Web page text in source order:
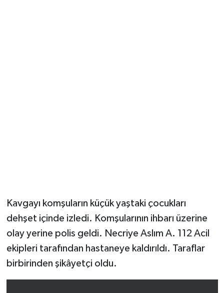
Kavgayı komşuların küçük yaştaki çocukları
dehşet içinde izledi. Komşularının ihbarı üzerine
olay yerine polis geldi. Necriye Aslım A. 112 Acil
ekipleri tarafından hastaneye kaldırıldı. Taraflar
birbirinden şikâyetçi oldu.